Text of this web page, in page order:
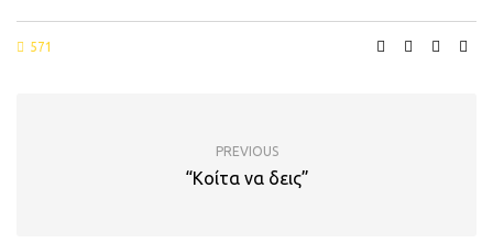
571
PREVIOUS
“Κοίτα να δεις”